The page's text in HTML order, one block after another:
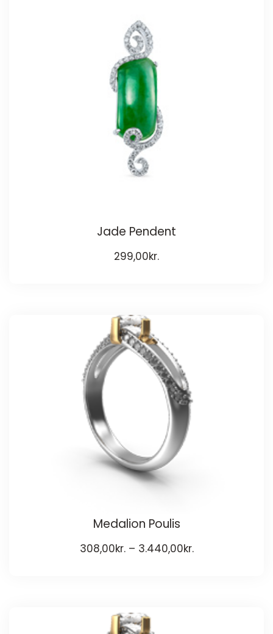
Jade Pendent
299,00kr.
Medalion Poulis
308,00kr.– 3.440,00kr.